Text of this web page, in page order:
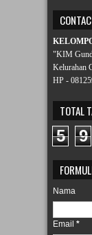
"KIM
Kelurahan
HP -
5 9
Nama